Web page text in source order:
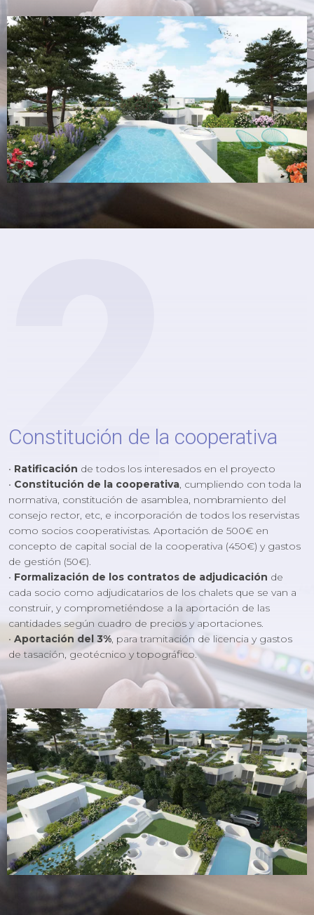
2
Constitución de la cooperativa
• Ratificación de todos los interesados en el proyecto
• Constitución de la cooperativa, cumpliendo con toda la
normativa, constitución de asamblea, nombramiento del
consejo rector, etc, e incorporación de todos los reservistas
como socios cooperativistas. Aportación de 500€ en
concepto de capital social de la cooperativa (450€) y gastos
de gestión (50€).
• Formalización de los contratos de adjudicación de
cada socio como adjudicatarios de los chalets que se van a
construir, y comprometiéndose a la aportación de las
cantidades según cuadro de precios y aportaciones.
• Aportación del 3%, para tramitación de licencia y gastos
de tasación, geotécnico y topográfico.